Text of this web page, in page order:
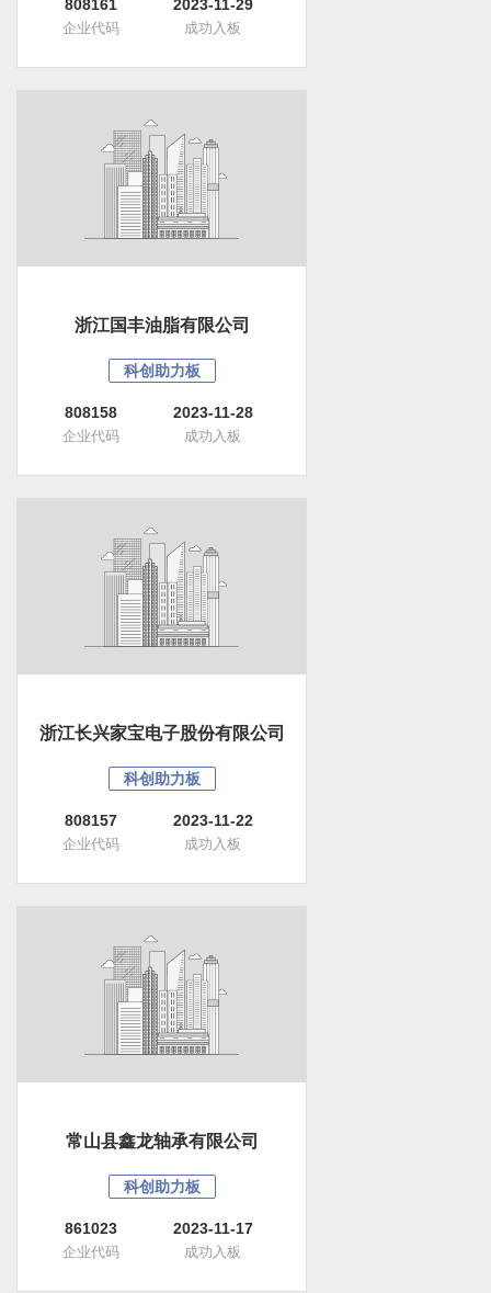
808161
企业代码
2023-11-29
成功入板
浙江国丰油脂有限公司
科创助力板
808158
企业代码
2023-11-28
成功入板
浙江长兴家宝电子股份有限公司
科创助力板
808157
企业代码
2023-11-22
成功入板
常山县鑫龙轴承有限公司
科创助力板
861023
企业代码
2023-11-17
成功入板